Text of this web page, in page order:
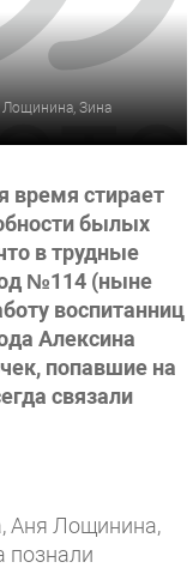
Лощинина, Зина
время стирает
былых
в трудные
№114 (ныне
воспитанниц
Алексина
попавшие на
связали
Аня Лощинина,
познали